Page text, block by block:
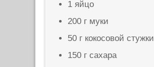
1 яйцо
200 г муки
50 г кокосовой стужки
150 г сахара